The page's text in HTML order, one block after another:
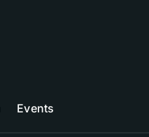
Events